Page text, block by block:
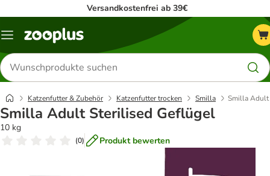
Versandkostenfrei ab 39€
Menü
Produkte
suchen
Katzenfutter & Zubehör Katzenfutter trocken Smilla Smilla Adult
Smilla Adult Sterilised Geflügel
10 kg
(0) Produkt bewerten